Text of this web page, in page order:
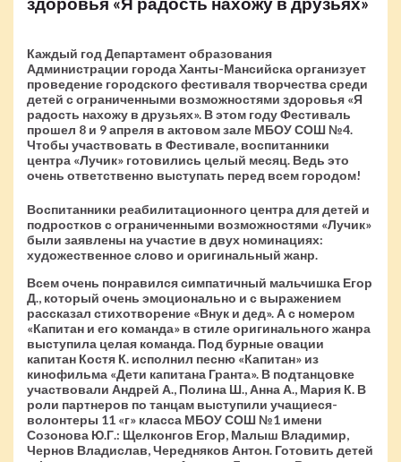
Каждый год Департамент образования
Администрации города Ханты-Мансийска организует
проведение городского фестиваля творчества среди
детей с ограниченными возможностями здоровья «Я
радость нахожу в друзьях». В этом году Фестиваль
прошел 8 и 9 апреля в актовом зале МБОУ СОШ №4.
Чтобы участвовать в Фестивале, воспитанники
центра «Лучик» готовились целый месяц. Ведь это
очень ответственно выступать перед всем городом!
Воспитанники реабилитационного центра для детей и
подростков с ограниченными возможностями «Лучик»
были заявлены на участие в двух номинациях:
художественное слово и оригинальный жанр.
Всем очень понравился симпатичный мальчишка Егор
Д., который очень эмоционально и с выражением
рассказал стихотворение «Внук и дед». А с номером
«Капитан и его команда» в стиле оригинального жанра
выступила целая команда. Под бурные овации
капитан Костя К. исполнил песню «Капитан» из
кинофильма «Дети капитана Гранта». В подтанцовке
участвовали Андрей А., Полина Ш., Анна А., Мария К. В
роли партнеров по танцам выступили учащиеся-
волонтеры 11 «г» класса МБОУ СОШ №1 имени
Созонова Ю.Г.: Щелконгов Егор, Малыш Владимир,
Чернов Владислав, Чередняков Антон. Готовить детей